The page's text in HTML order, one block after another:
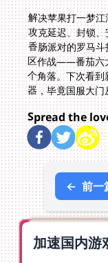
解决苹果打一梦
攻克延迟、封锁
香肠派对的罗马
区作战——番茄六
个角落。下次看
器，毕竟国服大
Spread the
← 前一
加速国内游